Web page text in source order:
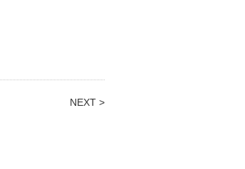
NEXT >